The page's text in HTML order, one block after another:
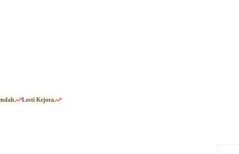
Lesti Kejora